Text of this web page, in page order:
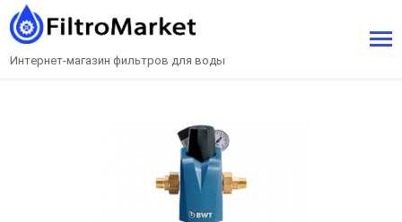
Интернет-магазин фильтров для воды